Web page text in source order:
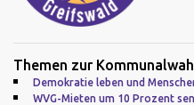
Themen zur
Demokratie leben und
WVG-Mieten um 10 Prozent